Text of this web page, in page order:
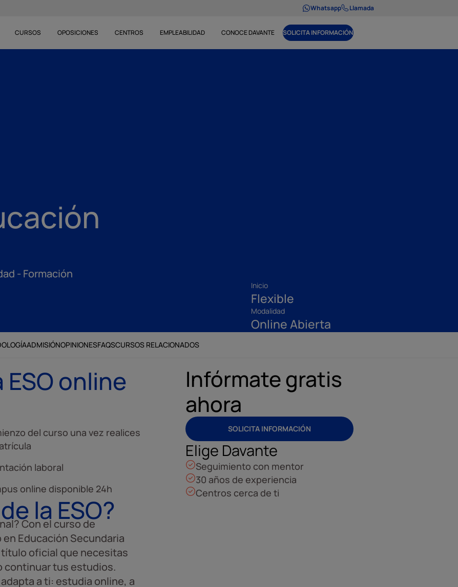
Whatsapp Llamada
CURSOS OPOSICIONES CENTROS EMPLEABILIDAD CONOCE DAVANTE SOLICITA INFORMACIÓN
- Formación
Inicio
Flexible
Modalidad
Online Abierta
ADMISIÓNOPINIONESFAQSCURSOS RELACIONADOS
online
del curso una vez realices
laboral
online disponible 24h
la ESO?
Con el curso de
Educación Secundaria
oficial que necesitas
continuar tus estudios.
a ti: estudia online, a
Infórmate gratis
ahora
SOLICITA INFORMACIÓN
Elige Davante
Seguimiento con mentor
30 años de experiencia
Centros cerca de ti